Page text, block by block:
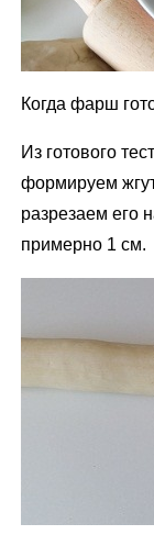
Когда фарш
Из готового
формируем
разрезаем его
примерно 1 см.